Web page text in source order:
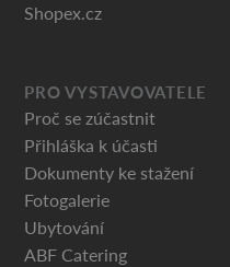
Shopex.cz
PRO VYSTAVOVATELE
Proč se zúčastnit
Přihláška k účasti
Dokumenty ke stažení
Fotogalerie
Ubytování
ABF Catering